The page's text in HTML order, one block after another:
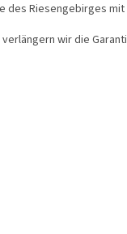
des Riesengebirges
wir die